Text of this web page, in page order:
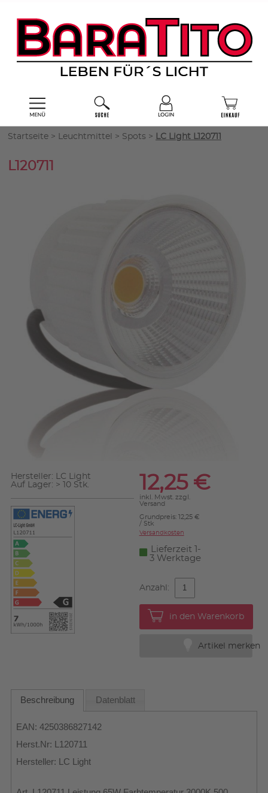
Startseite > Leuchtmittel > Spots > LC Light L120711
L120711
Hersteller:
LC Light
Auf Lager: > 10 Stk.
12,25 €
inkl. Mwst. zzgl.
Versand
Grundpreis: 12,25 €
/ Stk
Versandkosten
Lieferzeit 1-
3 Werktage
Anzahl:
in den Warenkorb
Artikel merken
Beschreibung Datenblatt
EAN: 4250386827142
Herst.Nr: L120711
Hersteller: LC Light